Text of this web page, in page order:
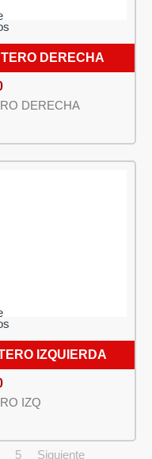
DERECHA
DERECHA
IZQUIERDA
IZQ
5 Siguiente